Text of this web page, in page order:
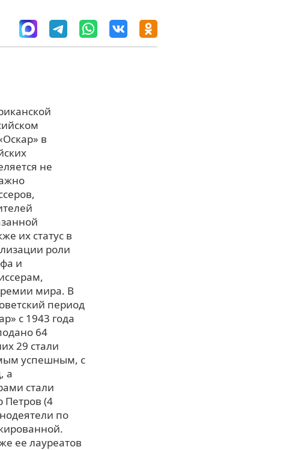
в
не
их статус в
роли
и
мира. В
период
с 1943 года
64
29 стали
успешным, с
а
стали
Петров (4
по
ее лауреатов